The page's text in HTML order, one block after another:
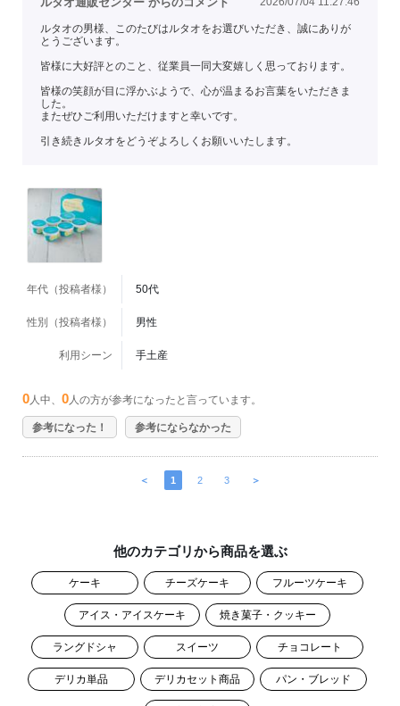
ルタオの男様、このたびはルタオをお選びいただき、誠にありが
とうございます。
皆様に大好評とのこと、従業員一同大変嬉しく思っております。
皆様の笑顔が目に浮かぶようで、心が温まるお言葉をいただきま
した。
またぜひご利用いただけますと幸いです。
引き続きルタオをどうぞよろしくお願いいたします。
年代（投稿者様） 50代
性別（投稿者様） 男性
利用シーン 手土産
0 人中、 0 人の方が参考になったと言っています。
参考になった！ 参考にならなかった
＜ 1 2 3 ＞
他のカテゴリから商品を選ぶ
ケーキ チーズケーキ フルーツケーキ
アイス・アイスケーキ 焼き菓子・クッキー
ラングドシャ スイーツ チョコレート
デリカ単品 デリカセット商品 パン・ブレッド